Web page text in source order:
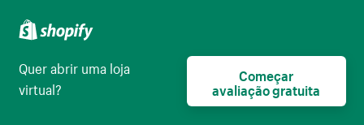
Quer abrir uma loja
virtual?
Começar
avaliação gratuita